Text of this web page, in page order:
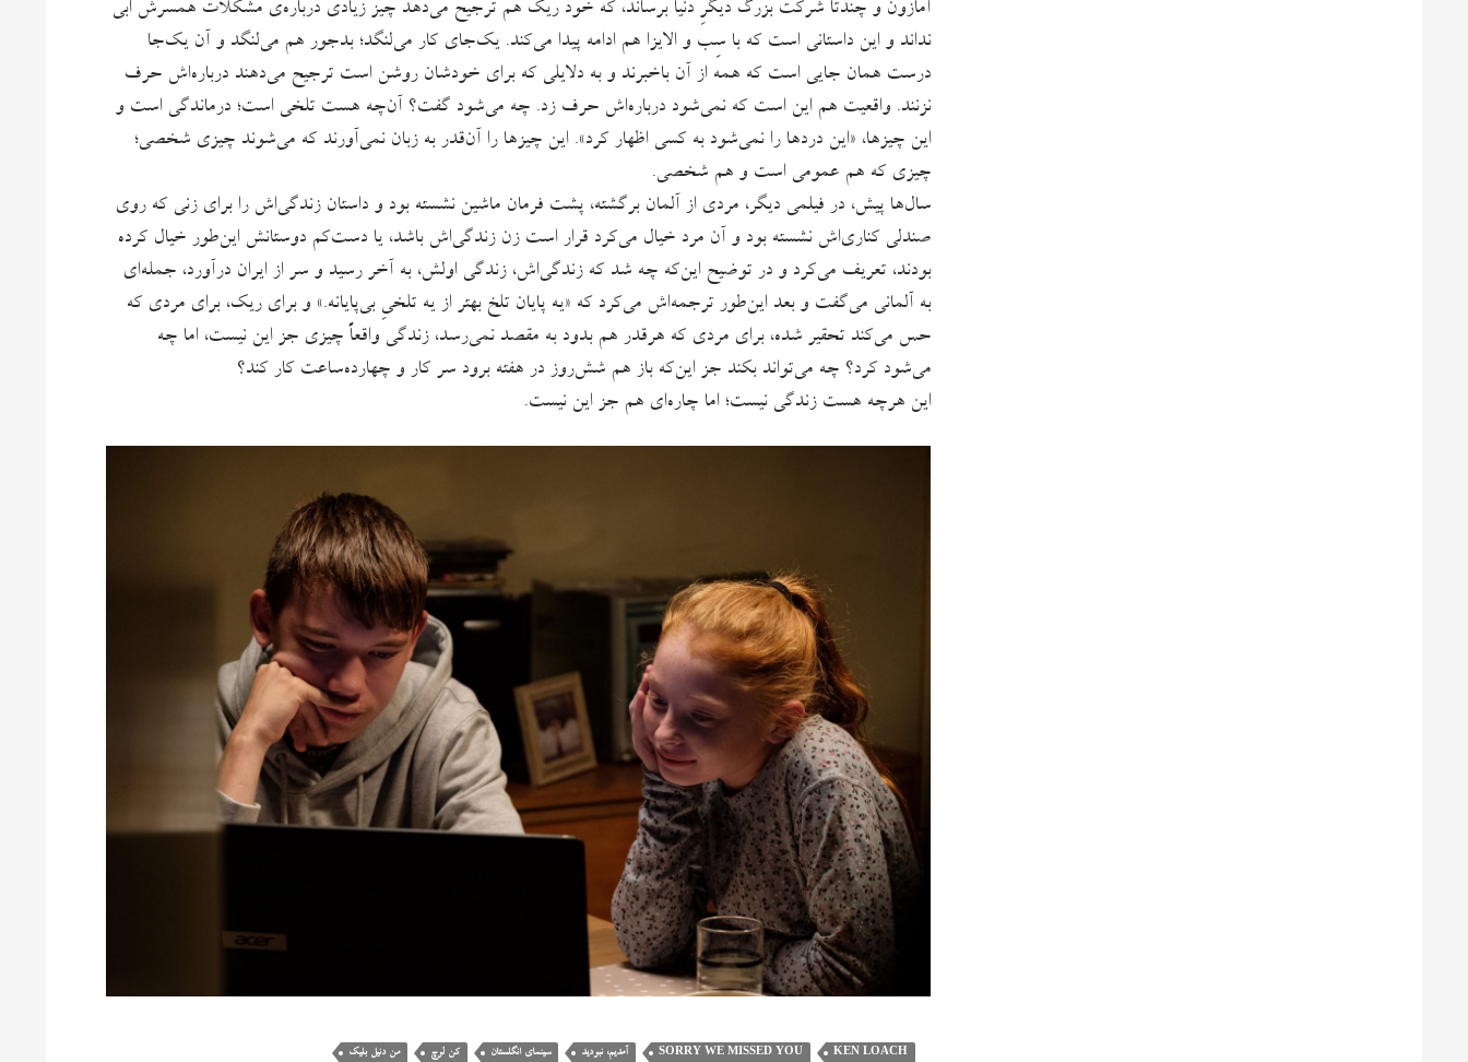
آمازون و چندتا شرکت بزرگ دیگرِ دنیا برساند، که خود ریک هم ترجیح می‌دهد چیز زیادی درباره‌ی مشکلات همسرش اَبی
نداند و این داستانی است که با سِب و الایزا هم ادامه پیدا می‌کند. یک‌جای کار می‌لنگد؛ بدجور هم می‌لنگد و آن یک‌جا
درست همان جایی است که همه از آن باخبرند و به دلایلی که برای‌ خودشان روشن است ترجیح می‌دهند درباره‌اش حرف
نزنند. واقعیت هم این است که نمی‌شود درباره‌اش حرف زد. چه می‌شود گفت؟ آن‌چه هست تلخی است؛ درماندگی است و
این چیزها، «این دردها را نمی‌شود به کسی اظهار کرد». این چیزها را آن‌قدر به زبان نمی‌آورند که می‌شوند چیزی شخصی؛
چیزی که هم عمومی است و هم شخصی.
سال‌ها پیش، در فیلمی دیگر، مردی از آلمان برگشته، پشت فرمان ماشین نشسته بود و داستان زندگی‌اش را برای زنی که روی
صندلی کناری‌اش نشسته بود و آن مرد خیال می‌کرد قرار است زن زندگی‌اش باشد، یا دست‌کم دوستانش این‌طور خیال کرده‌
بودند، تعریف می‌کرد و در توضیح این‌که چه شد که زندگی‌اش، زندگی اولش، به آخر رسید و سر از ایران درآورد، جمله‌ای
به آلمانی می‌گفت و بعد این‌طور ترجمه‌اش می‌کرد که «یه پایان تلخ بهتر از یه تلخیِ بی‌پایانه.» و برای ریک، برای مردی که
حس می‌کند تحقیر شده، برای مردی که هرقدر هم بدود به مقصد نمی‌رسد، زندگی واقعاً چیزی جز این نیست، اما چه
می‌شود کرد؟ چه می‌تواند بکند جز این‌که باز هم شش‌روز در هفته برود سر کار و چهارده‌ساعت کار کند؟
این هرچه هست زندگی نیست؛ اما چاره‌ای هم جز این نیست.
KEN LOACH
SORRY WE MISSED YOU آمدیم، نبودید سینمای انگلستان کن لوچ من دنیل بلیک